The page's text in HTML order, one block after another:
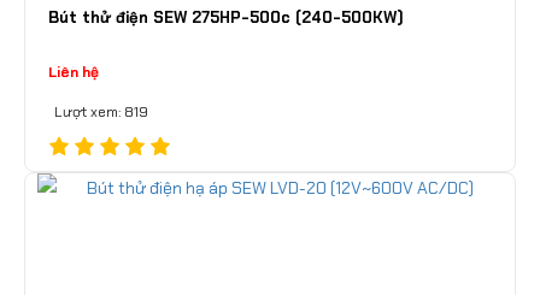
Bút thử điện SEW 275HP-500c (240-500KW)
Liên hệ
Lượt xem: 819